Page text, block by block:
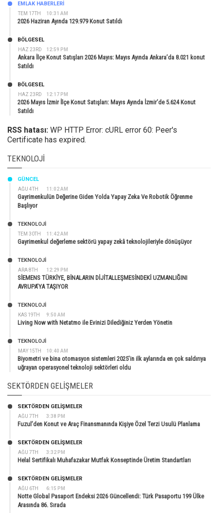
TEM 17TH 10:31 AM
EMLAK HABERLERI
2026 Haziran Ayında 129.979 Konut Satıldı
HAZ 23RD 12:59 PM
BÖLGESEL
Ankara İlçe Konut Satışları 2026 Mayıs: Mayıs Ayında Ankara’da 8.021 konut
Satıldı
HAZ 23RD 12:17 PM
BÖLGESEL
2026 Mayıs İzmir İlçe Konut Satışları: Mayıs Ayında İzmir’de 5.624 Konut
Satıldı
RSS hatası: WP HTTP Error: cURL error 60: Peer's
Certificate has expired.
TEKNOLOJI
AĞU 4TH 11:02 AM
GÜNCEL
Gayrimenkulün Değerine Giden Yolda Yapay Zeka Ve Robotik Öğrenme
Başlıyor
TEM 30TH 11:42 AM
TEKNOLOJİ
Gayrimenkul değerleme sektörü yapay zekâ teknolojileriyle dönüşüyor
ARA 8TH 12:29 PM
TEKNOLOJİ
SİEMENS TÜRKİYE, BİNALARIN DİJİTALLEŞMESİNDEKİ UZMANLIĞINI
AVRUPA’YA TAŞIYOR
KAS 19TH 9:50 AM
TEKNOLOJİ
Living Now with Netatmo ile Evinizi Dilediğiniz Yerden Yönetin
MAY 15TH 10:40 AM
TEKNOLOJİ
Biyometri ve bina otomasyon sistemleri 2025’in ilk aylarında en çok saldırıya
uğrayan operasyonel teknoloji sektörleri oldu
SEKTÖRDEN GELIŞMELER
AĞU 7TH 3:38 PM
SEKTÖRDEN GELIŞMELER
Fuzul’den Konut ve Araç Finansmanında Kişiye Özel Terzi Usulü Planlama
AĞU 7TH 3:32 PM
SEKTÖRDEN GELIŞMELER
Helal Sertifikalı Muhafazakar Mutfak Konseptinde Üretim Standartları
AĞU 6TH 6:15 PM
SEKTÖRDEN GELIŞMELER
Notte Global Pasaport Endeksi 2026 Güncellendi: Türk Pasaportu 199 Ülke
Arasında 86. Sırada